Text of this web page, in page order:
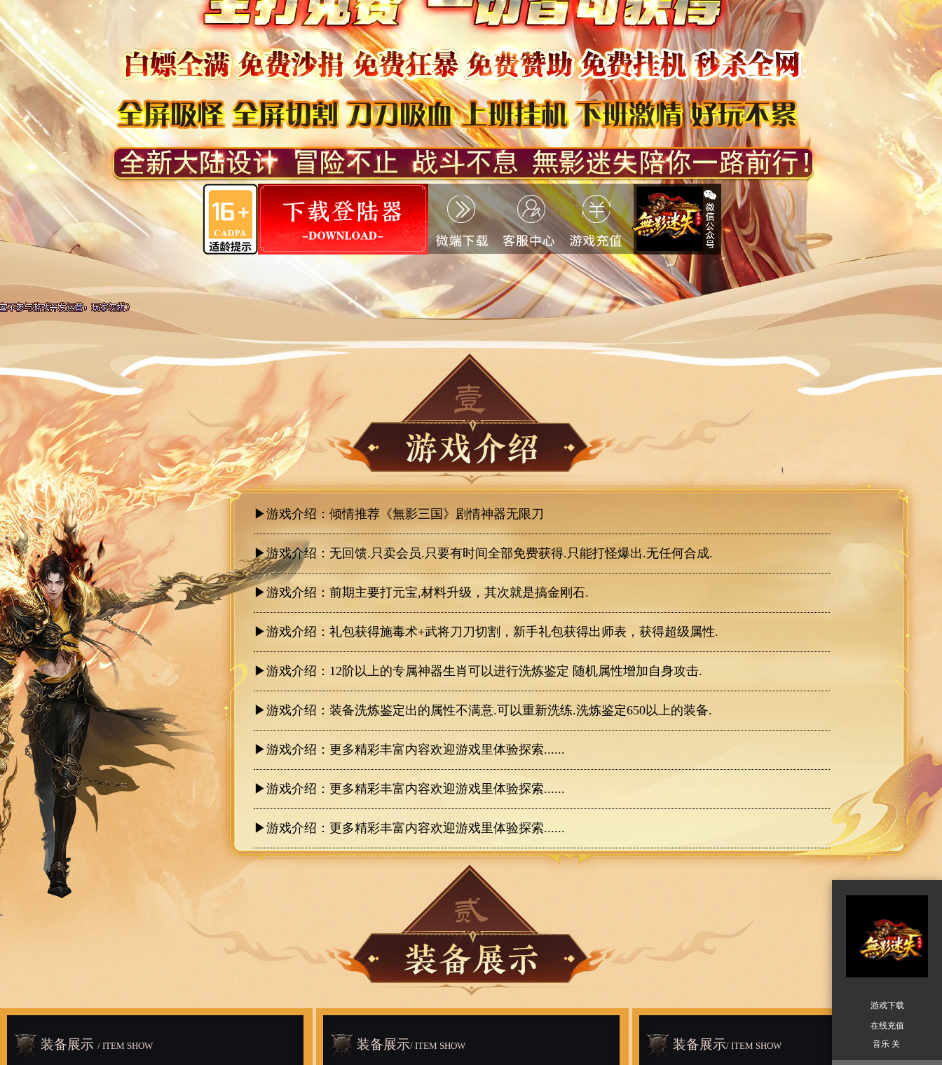
▶游戏介绍：倾情推荐《無影三国》剧情神器无限刀
▶游戏介绍：无回馈.只卖会员.只要有时间全部免费获得.只能打怪爆出.无任何合成.
▶游戏介绍：前期主要打元宝,材料升级，其次就是搞金刚石.
▶游戏介绍：礼包获得施毒术+武将刀刀切割，新手礼包获得出师表，获得超级属性.
▶游戏介绍：12阶以上的专属神器生肖可以进行洗炼鉴定 随机属性增加自身攻击.
▶游戏介绍：装备洗炼鉴定出的属性不满意.可以重新洗练.洗炼鉴定650以上的装备.
▶游戏介绍：更多精彩丰富内容欢迎游戏里体验探索......
▶游戏介绍：更多精彩丰富内容欢迎游戏里体验探索......
▶游戏介绍：更多精彩丰富内容欢迎游戏里体验探索......
装备展示 / ITEM SHOW 装备展示/ ITEM SHOW 装备展示/ ITEM SHOW
游戏下载
在线充值
音乐 关